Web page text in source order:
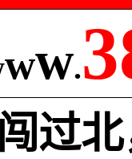
ww.
过